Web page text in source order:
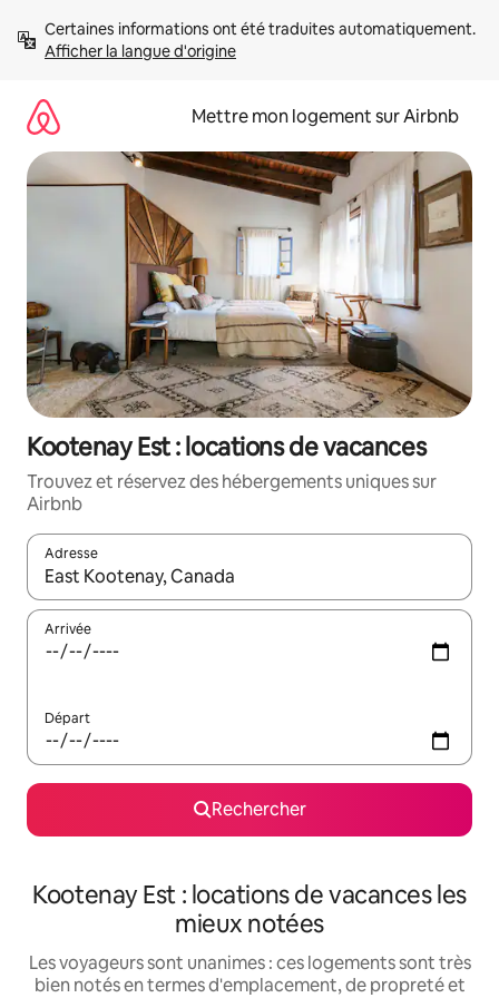
directement
Afficher la langue d'origine
Mettre mon logement sur Airbnb
Kootenay Est : locations de vacances
Trouvez et réservez des hébergements uniques sur
Airbnb
Adresse
Lorsque les résultats s'affichent, utilisez les flèches vers le
Arrivée
Départ
Rechercher
Kootenay Est : locations de vacances les
mieux notées
Les voyageurs sont unanimes : ces logements sont très
bien notés en termes d'emplacement, de propreté et